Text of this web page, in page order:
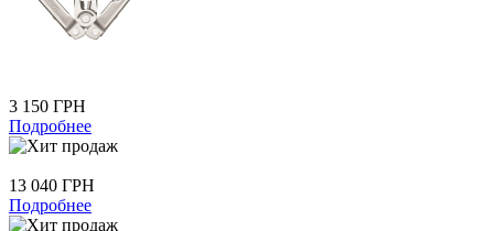
3 150 ГРН
Подробнее
13 040 ГРН
Подробнее